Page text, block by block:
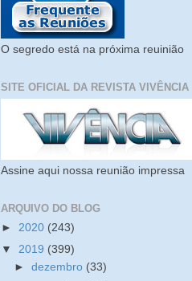
O segredo está na próxima reuinião
SITE OFICIAL DA REVISTA VIVÊNCIA
Assine aqui nossa reunião impressa
ARQUIVO DO BLOG
► 2020 (243)
▼ 2019 (399)
►dezembro (33)